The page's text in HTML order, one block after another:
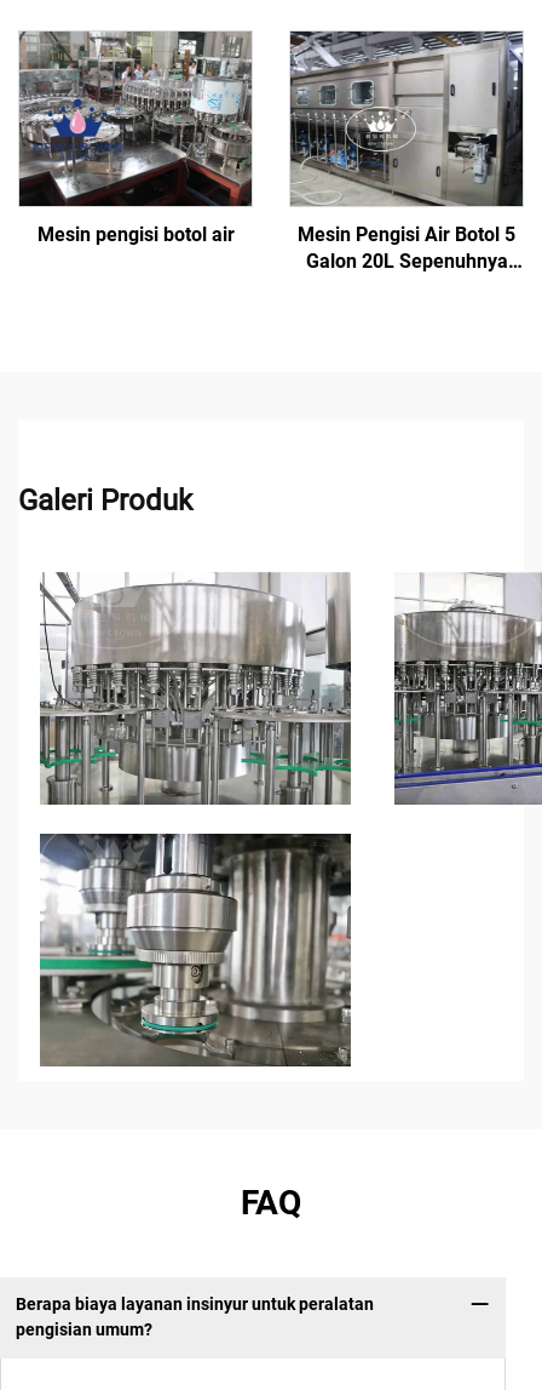
Mesin pengisi botol air
Mesin Pengisi Air Botol 5
Galon 20L Sepenuhnya
Galeri Produk
FAQ
Berapa biaya layanan insinyur untuk peralatan
pengisian umum?